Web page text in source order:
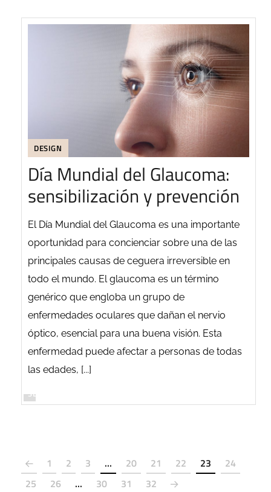
DESIGN
Día Mundial del Glaucoma:
sensibilización y prevención
El Día Mundial del Glaucoma es una importante
oportunidad para concienciar sobre una de las
principales causas de ceguera irreversible en
todo el mundo. El glaucoma es un término
genérico que engloba un grupo de
enfermedades oculares que dañan el nervio
óptico, esencial para una buena visión. Esta
enfermedad puede afectar a personas de todas
las edades, [...]
SEGUIR LEYENDO
1 2 3 ... 20 21 22 23
24
25
26 ... 30 31 32